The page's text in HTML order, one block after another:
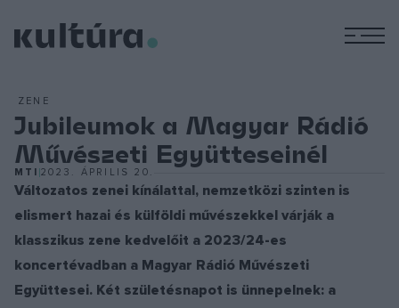
ZENE
Jubileumok a Magyar Rádió
Művészeti Együtteseinél
MTI 2023. ÁPRILIS 20.
Változatos zenei kínálattal, nemzetközi szinten is
elismert hazai és külföldi művészekkel várják a
klasszikus zene kedvelőit a 2023/24-es
koncertévadban a Magyar Rádió Művészeti
Együttesei. Két születésnapot is ünnepelnek: a